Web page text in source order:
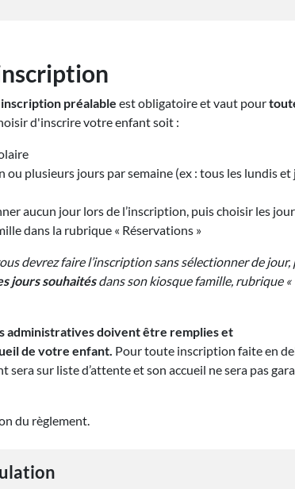
inscription préalable est obligatoire et vaut pour
d'inscrire votre enfant soit :
ou plusieurs jours par semaine (ex : tous les lundis et
aucun jour lors de l’inscription, puis choisir les
dans la rubrique « Réservations »
devrez faire l’inscription sans sélectionner de jour,
jours souhaitésdans son kiosque famille, rubrique «
administratives doivent être remplies et
de votre enfant. Pour toute inscription faite en
sera sur liste d’attente et son accueil ne sera pas
du règlement.